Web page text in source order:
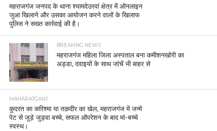
महराजगंज जनपद के थाना श्यामदेउरवां क्षेत्र में ऑनलाइन
जुआ खिलाने और उसका आयोजन करने वालों के खिलाफ
पुलिस ने सख्त कार्रवाई की है।
BREAKING NEWS
महराजगंज महिला जिला अस्पताल बना कमीशनखोरी का
अड्डा, दवाइयों के साथ जांचें भी बाहर से
MAHARAJGANJ
कुदरत का करिश्मा या तक़दीर का खेल, महराजगंज में जन्मे
पेट से जुड़े जुड़वा बच्चे, सफल ऑपरेशन के बाद मां-बच्चे
स्वस्थ।